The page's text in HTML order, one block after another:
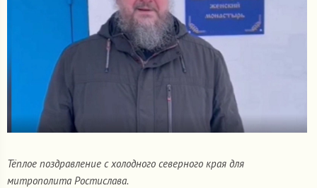
Тёплое поздравление с холодного северного края для
митрополита Ростислава.